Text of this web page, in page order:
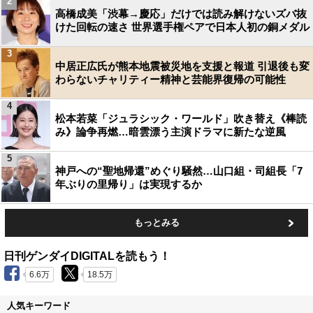
高橋成美「渋幕→慶応」だけでは読み解けないズバ抜
けた回転の速さ 世界選手権ペアで日本人初の銅メダル
中居正広氏が熊本地震被災地を支援と報道 引退後も変
わらないチャリティー精神と芸能界復帰の可能性
3
松本若菜「ジュラシック・ワールド」吹き替え《棒読
み》論争再燃…暗雲漂う主演ドラマに新たな逆風
4
神戸への“聖地帰還”めぐり騒然…山口組・司組長「7
年ぶりの里帰り」は実現するか
5
もっとみる
日刊ゲンダイDIGITALを読もう！
6.6万 18.5万
人気キーワード